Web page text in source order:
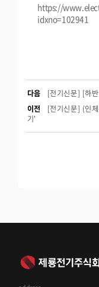
https://
idxno=102941
다음
[전기신문] [하
이전 [전기신문] (인
기'